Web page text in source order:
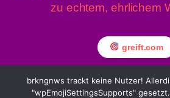
»
© brkngnws 2026
zu echtem, ehrlichem
greift.com
brkngnws trackt keine Nutzer!
"wpEmojiSettingsSupports"